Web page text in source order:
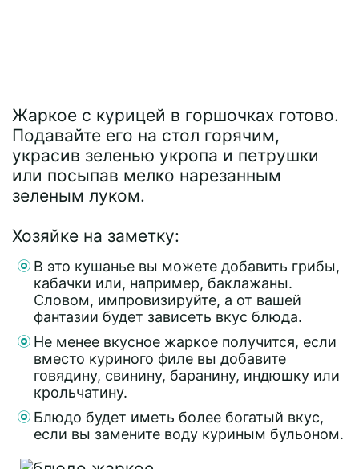
Жаркое с курицей в горшочках готово.
Подавайте его на стол горячим,
украсив зеленью укропа и петрушки
или посыпав мелко нарезанным
зеленым луком.
Хозяйке на заметку:
В это кушанье вы можете добавить грибы,
кабачки или, например, баклажаны.
Словом, импровизируйте, а от вашей
фантазии будет зависеть вкус блюда.
Не менее вкусное жаркое получится, если
вместо куриного филе вы добавите
говядину, свинину, баранину, индюшку или
крольчатину.
Блюдо будет иметь более богатый вкус,
если вы замените воду куриным бульоном.